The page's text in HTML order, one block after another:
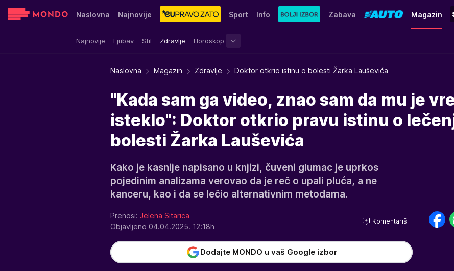
Naslovna Najnovije Sport Info Zabava Magazin
Najnovije Ljubav Stil Zdravlje Horoskop
Sensa Stvar ukusa Yumama
Naslovna Magazin Zdravlje Doktor otkrio istinu o bolesti Žarka Lauševića
"Kada sam ga video, znao sam da mu je
isteklo": Doktor otkrio pravu istinu o
bolesti Žarka Lauševića
Kako je kasnije napisano u knjizi, čuveni glumac je uprkos
pojedinim analizama verovao da je reč o upali pluća, a ne
kanceru, kao i da se lečio alternativnim metodama.
Prenosi: Jelena Sitarica
Objavljeno 04.04.2025. 12:18h
Komentariši
Dodajte MONDO u vaš Google izbor